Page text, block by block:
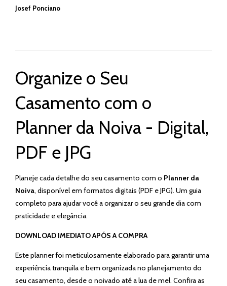
Josef Ponciano
Organize o Seu
Casamento com o
Planner da Noiva - Digital,
PDF e JPG
Planeje cada detalhe do seu casamento com o Planner da
Noiva, disponível em formatos digitais (PDF e JPG). Um guia
completo para ajudar você a organizar o seu grande dia com
praticidade e elegância.
DOWNLOAD IMEDIATO APÓS A COMPRA
Este planner foi meticulosamente elaborado para garantir uma
experiência tranquila e bem organizada no planejamento do
seu casamento, desde o noivado até a lua de mel. Confira as